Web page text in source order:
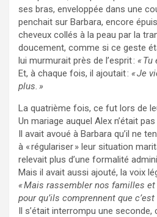
ses bras, enveloppée dans une
penchait sur Barbara, encore
cheveux collés à la peau par la
doucement, comme si ce geste
lui murmurait près de l’esprit : « Tu
Et, à chaque fois, il ajoutait : « Je
plus. »
La quatrième fois, ce fut lors de
Un mariage auquel Alex n’était
Il avait avoué à Barbara qu’il ne
à « régulariser » leur situation
relevait plus d’une formalité
Mais il avait aussi ajouté, la voix
« Mais rassembler nos familles
pour qu’ils comprennent que
Il s’était interrompu une